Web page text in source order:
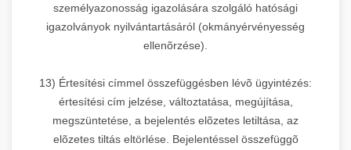
személyazonosság igazolására szolgáló hatósági
igazolványok nyilvántartásáról (okmányérvényesség
ellenõrzése).
13) Értesítési címmel összefüggésben lévõ ügyintézés:
értesítési cím jelzése, változtatása, megújítása,
megszüntetése, a bejelentés elõzetes letiltása, az
elõzetes tiltás eltörlése. Bejelentéssel összefüggõ